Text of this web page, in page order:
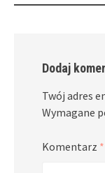
Dodaj
Twój adres
Wymagane
Komentarz *